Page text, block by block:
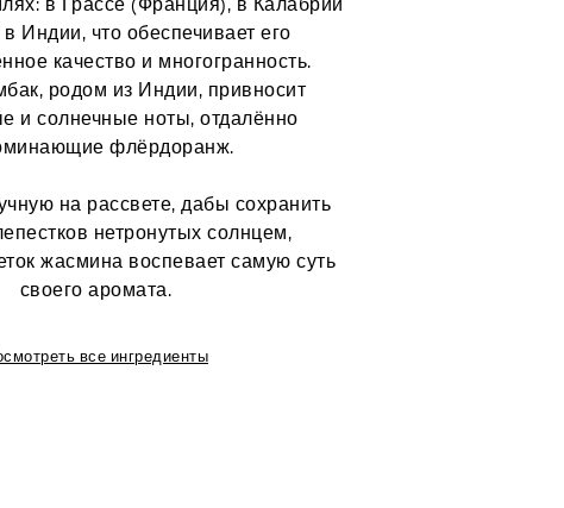
в Грассе (Франция), в Калабрии
Индии, что обеспечивает его
качество и многогранность.
родом из Индии, привносит
и солнечные ноты, отдалённо
флёрдоранж.
на рассвете, дабы сохранить
нетронутых солнцем,
жасмина воспевает самую суть
своего аромата.
все ингредиенты